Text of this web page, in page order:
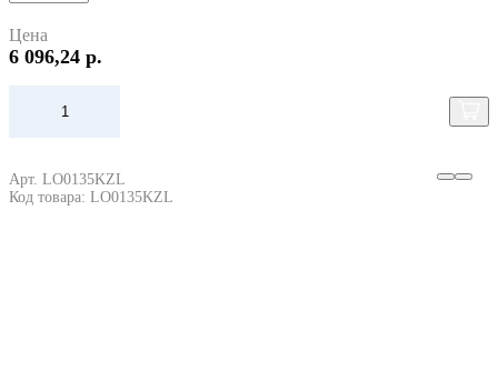
Цена
6 096,24 р.
Арт. LO0135KZL
Код товара: LO0135KZL